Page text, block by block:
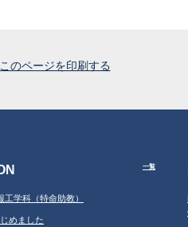
このページを印刷する
一覧
学科（特命助教）
めました